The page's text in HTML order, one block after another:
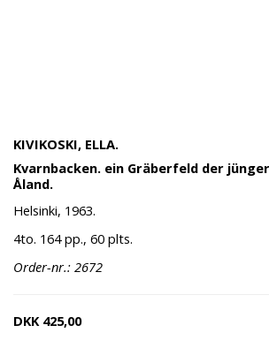
KIVIKOSKI, ELLA.
Kvarnbacken. ein Gräberfeld der
Åland.
Helsinki, 1963.
4to. 164 pp., 60 plts.
Order-nr.: 2672
DKK 425,00